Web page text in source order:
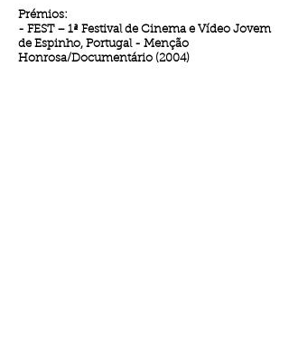
Prémios:
- FEST – 1ª Festival de Cinema e Vídeo Jovem
de Espinho, Portugal - Menção
Honrosa/Documentário (2004)
Oeiras
2001